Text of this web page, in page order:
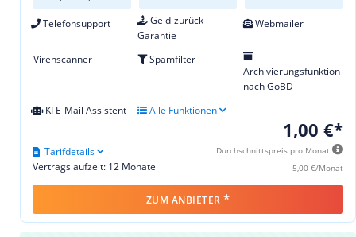
Telefonsupport
Geld-zurück-
Garantie
Webmailer
Virenscanner
Spamfilter
Archivierungsfunktion
nach GoBD
KI E-Mail Assistent
Alle Funktionen
1,00 €*
Durchschnittspreis pro Monat
5,00 €/Monat
Vertragslaufzeit: 12 Monate
Tarifdetails
ZUM ANBIETER *